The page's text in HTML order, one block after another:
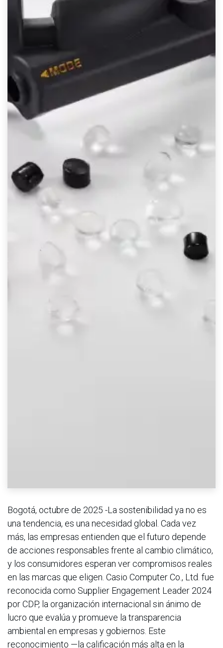
Bogotá, octubre de 2025 -La sostenibilidad ya no es
una tendencia, es una necesidad global. Cada vez
más, las empresas entienden que el futuro depende
de acciones responsables frente al cambio climático,
y los consumidores esperan ver compromisos reales
en las marcas que eligen. Casio Computer Co., Ltd. fue
reconocida como Supplier Engagement Leader 2024
por CDP, la organización internacional sin ánimo de
lucro que evalúa y promueve la transparencia
ambiental en empresas y gobiernos. Este
reconocimiento —la calificación más alta en la